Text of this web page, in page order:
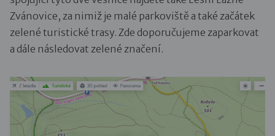
Zvánovice, za nimiž je malé parkoviště a také začátek
zelené turistické trasy. Zde doporučujeme zaparkovat
a dále následovat zelené značení.